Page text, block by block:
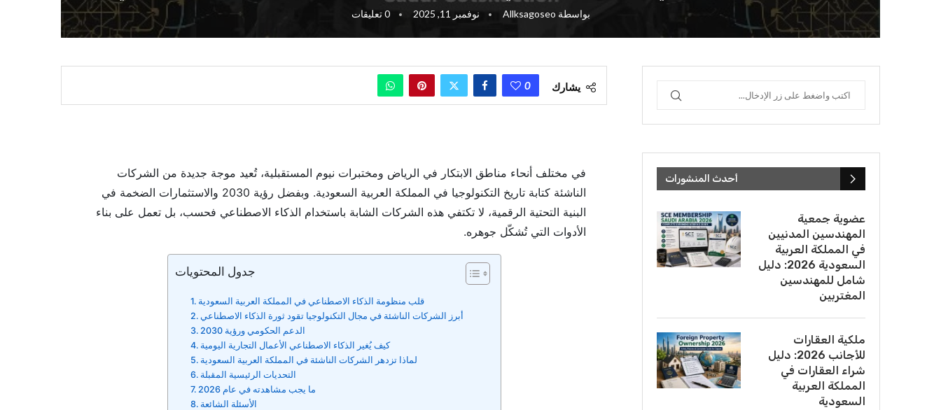
بواسطة Allksagoseo نوفمبر 11, 2025 0 تعليقات
يشارك 0
في مختلف أنحاء مناطق الابتكار في الرياض ومختبرات نيوم المستقبلية، تُعيد موجة جديدة من الشركات
الناشئة كتابة تاريخ التكنولوجيا في المملكة العربية السعودية. وبفضل رؤية 2030 والاستثمارات الضخمة في
البنية التحتية الرقمية، لا تكتفي هذه الشركات الشابة باستخدام الذكاء الاصطناعي فحسب، بل تعمل على بناء
الأدوات التي تُشكّل جوهره.
جدول المحتويات
قلب منظومة الذكاء الاصطناعي في المملكة العربية السعودية
أبرز الشركات الناشئة في مجال التكنولوجيا تقود ثورة الذكاء الاصطناعي
الدعم الحكومي ورؤية 2030
كيف يُغير الذكاء الاصطناعي الأعمال التجارية اليومية
لماذا تزدهر الشركات الناشئة في المملكة العربية السعودية
التحديات الرئيسية المقبلة
ما يجب مشاهدته في عام 2026
الأسئلة الشائعة
أحدث المنشورات
عضوية جمعية
المهندسين المدنيين
في المملكة العربية
السعودية 2026: دليل
شامل للمهندسين
المغتربين
ملكية العقارات
للأجانب 2026: دليل
شراء العقارات في
المملكة العربية
السعودية